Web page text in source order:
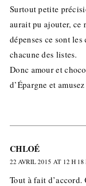
Surtout petite
aurait pu ajouter, ce
dépenses ce sont
chacune des listes.
Donc amour et
d’Épargne et
CHLOÉ
22 AVRIL 2015 AT 12 H
Tout à fait d’accord.